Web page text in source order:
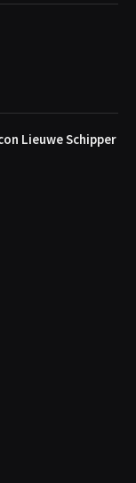
Lieuwe Schipper